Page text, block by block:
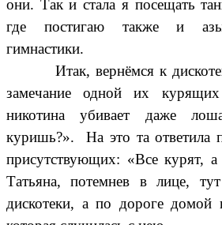
они. Так и стала я посещать
где постигаю также и азы
гимнастики.
Итак, вернёмся к
замечание одной их
никотина убивает даже
куришь?». На это та ответила
присутствующих: «Все курят,
Татьяна, потемнев в лице,
дискотеки, а по дороге домой